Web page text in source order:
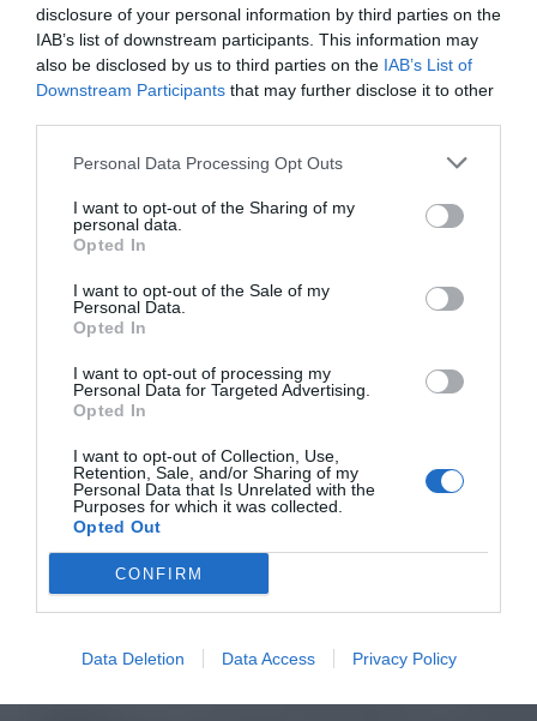
disclosure of your personal information by third parties on the
IAB’s list of downstream participants. This information may
also be disclosed by us to third parties on the IAB’s List of
Downstream Participants that may further disclose it to other
Personal Data Processing Opt Outs
I want to opt-out of the Sharing of my
personal data.
Opted In
I want to opt-out of the Sale of my
Personal Data.
Opted In
I want to opt-out of processing my
Personal Data for Targeted Advertising.
Opted In
I want to opt-out of Collection, Use,
Retention, Sale, and/or Sharing of my
Personal Data that Is Unrelated with the
Purposes for which it was collected.
Opted Out
CONFIRM
Data Deletion Data Access Privacy Policy